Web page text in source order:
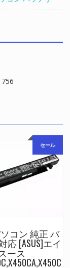
セール
コン 純正 バ
応 [ASUS]エイ
ース